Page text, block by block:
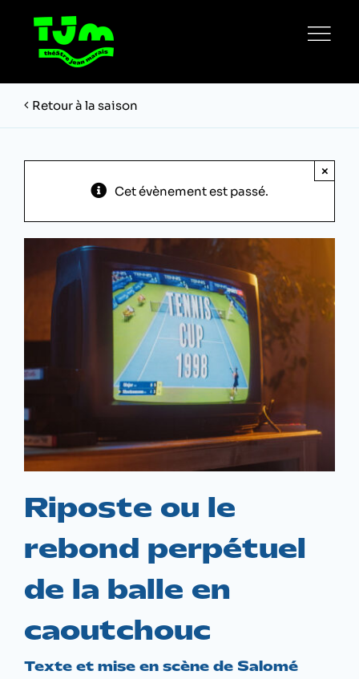
contenu
Retour à la saison
Cet évènement est passé.
×
Riposte ou le
rebond perpétuel
de la balle en
caoutchouc
Texte et mise en scène de Salomé